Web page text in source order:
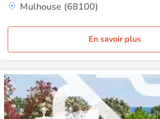
Mulhouse (68100)
En savoir plus